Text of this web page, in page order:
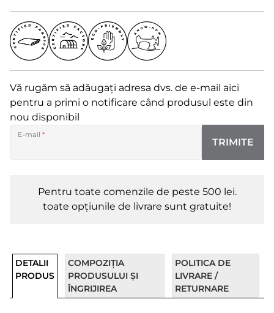
Vă rugăm să adăugați adresa dvs. de e-mail aici
pentru a primi o notificare când produsul este din
nou disponibil
E-mail*
TRIMITE
Pentru toate comenzile de peste 500 lei.
toate opțiunile de livrare sunt gratuite!
DETALII
PRODUS
COMPOZIȚIA
PRODUSULUI ȘI
ÎNGRIJIREA
POLITICA DE
LIVRARE /
RETURNARE